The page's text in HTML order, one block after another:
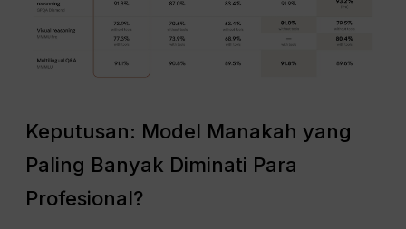
Keputusan: Model Manakah yang
Paling Banyak Diminati Para
Profesional?